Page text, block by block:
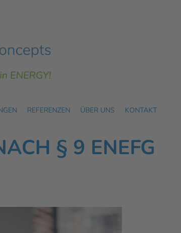
REFERENZEN ÜBER UNS KONTAKT
§ 9 ENEFG